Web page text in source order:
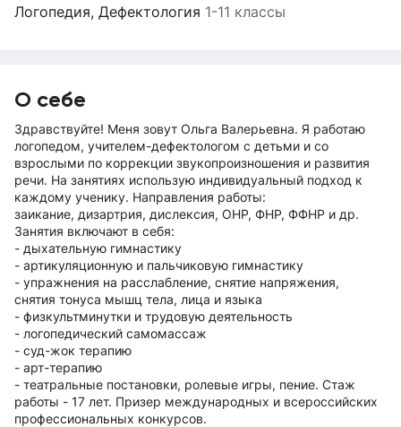
Логопедия, Дефектология 1-11 классы
О себе
Здравствуйте! Меня зовут Ольга Валерьевна. Я работаю
логопедом, учителем-дефектологом с детьми и со
взрослыми по коррекции звукопроизношения и развития
речи. На занятиях использую индивидуальный подход к
каждому ученику. Направления работы:
заикание, дизартрия, дислексия, ОНР, ФНР, ФФНР и др.
Занятия включают в себя:
- дыхательную гимнастику
- артикуляционную и пальчиковую гимнастику
- упражнения на расслабление, снятие напряжения,
снятия тонуса мышц тела, лица и языка
- физкультминутки и трудовую деятельность
- логопедический самомассаж
- суд-жок терапию
- арт-терапию
- театральные постановки, ролевые игры, пение. Стаж
работы - 17 лет. Призер международных и всероссийских
профессиональных конкурсов.